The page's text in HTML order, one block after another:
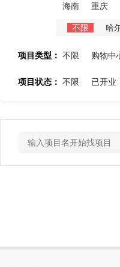
海南
重庆
不限 哈
项目类型： 不限 购物中
项目状态： 不限 已开业